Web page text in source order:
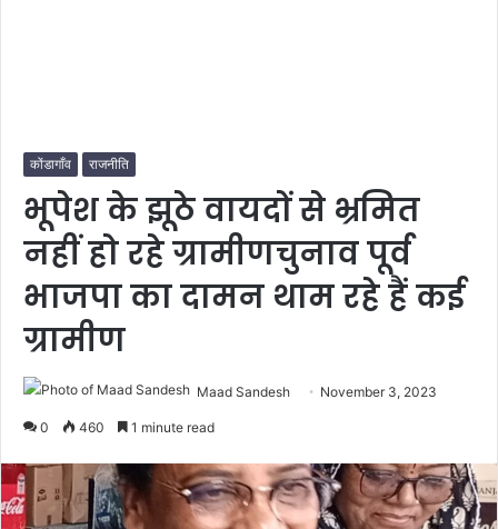
कोंडागाँव राजनीति
भूपेश के झूठे वायदों से भ्रमित
नहीं हो रहे ग्रामीणचुनाव पूर्व
भाजपा का दामन थाम रहे हैं कई
ग्रामीण
Maad Sandesh November 3, 2023
0 460 1 minute read